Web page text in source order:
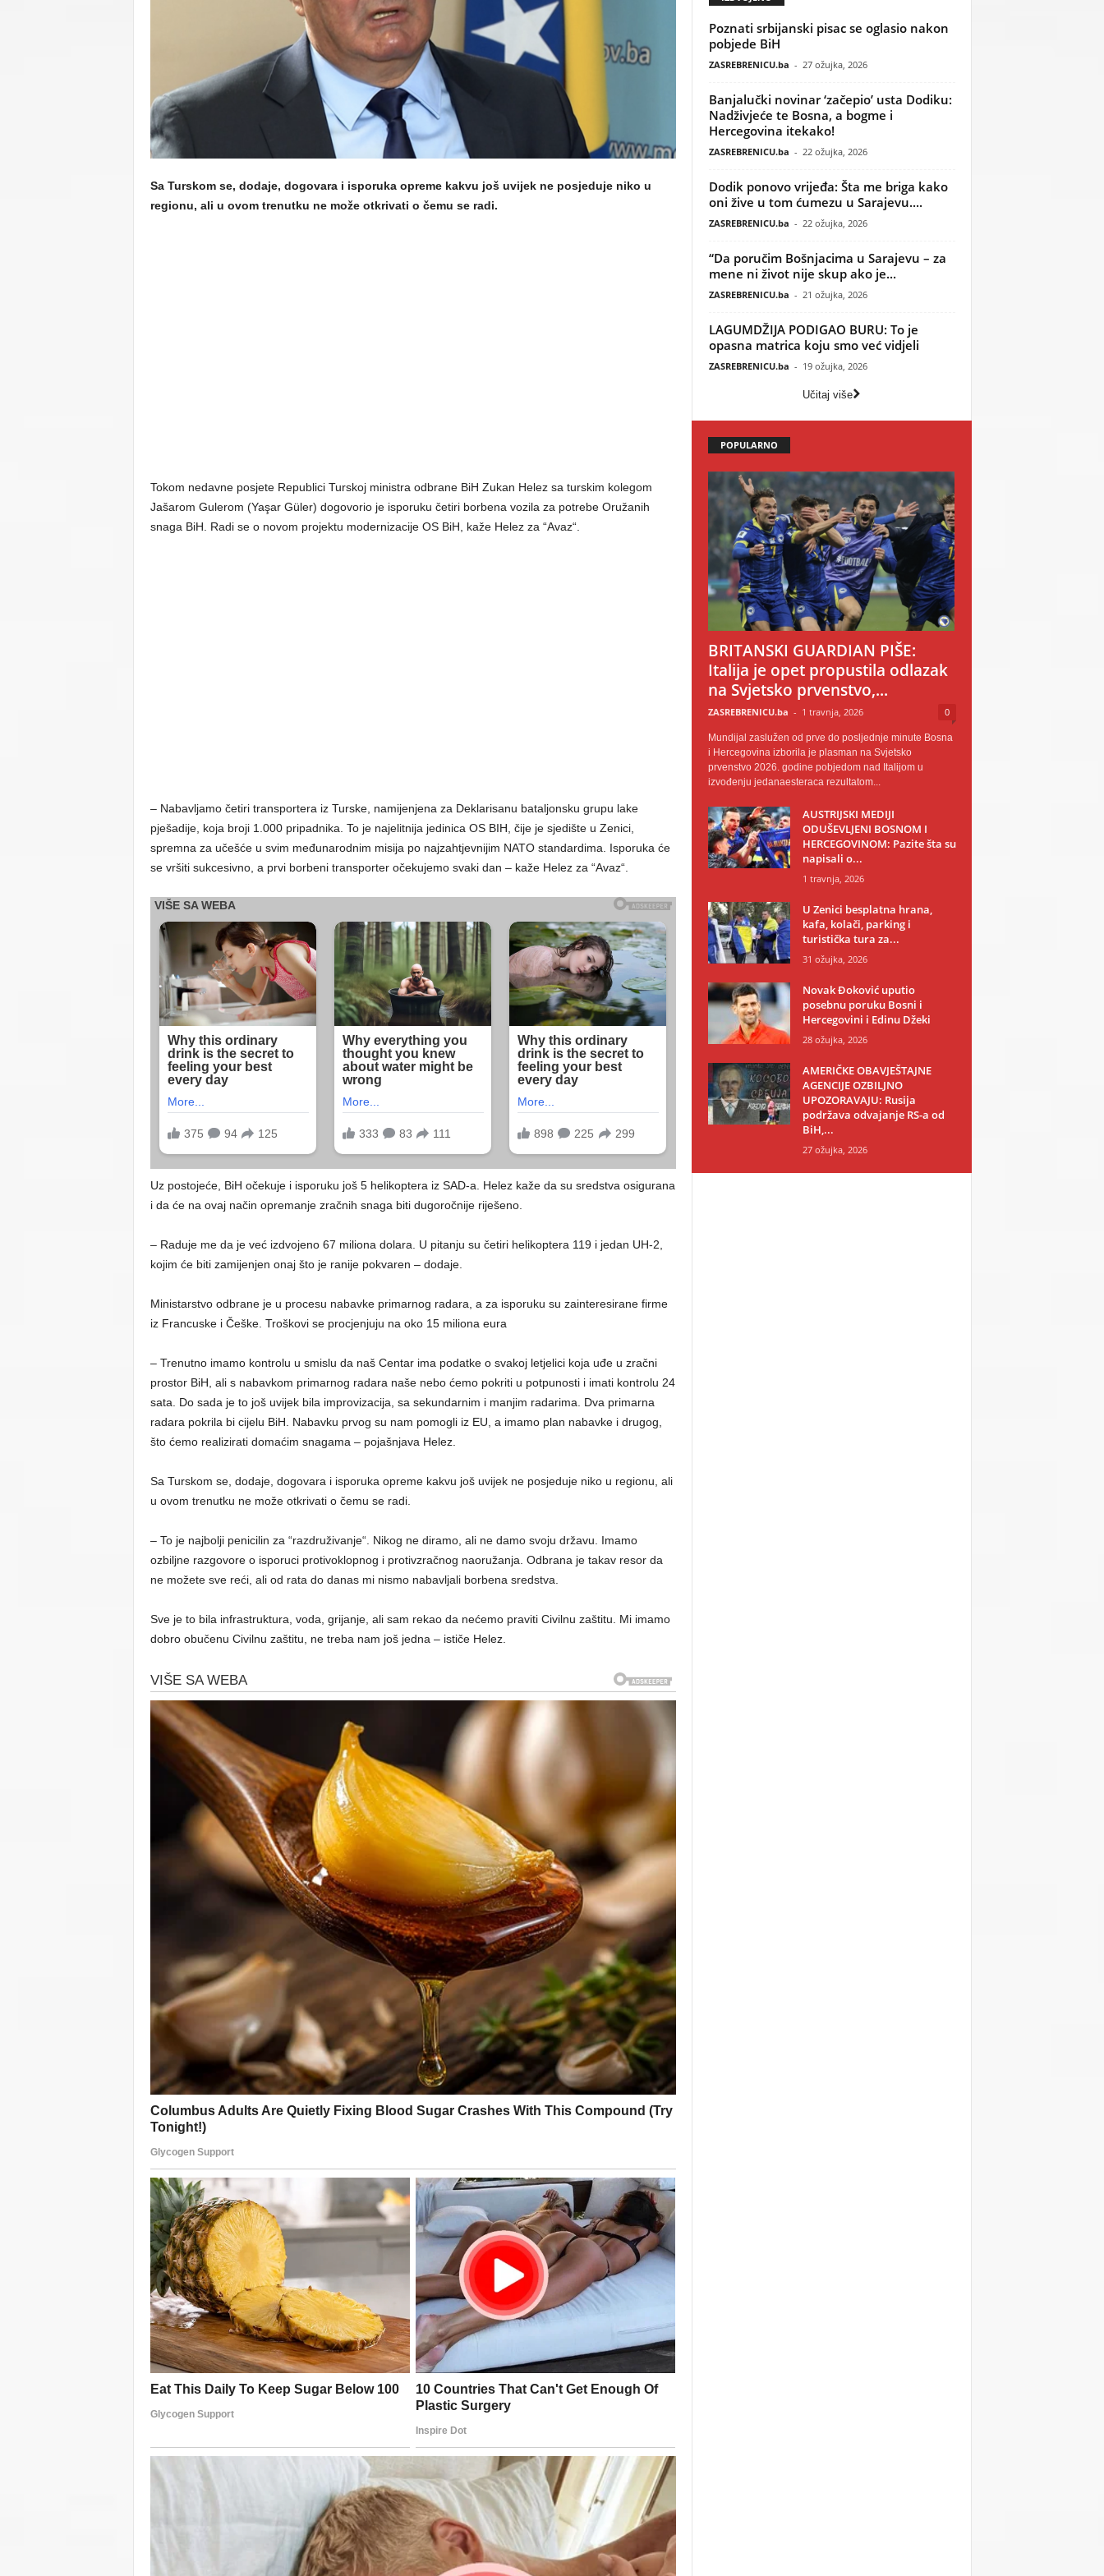
Sa Turskom se, dodaje, dogovara i isporuka opreme kakvu još uvijek ne posjeduje niko u
regionu, ali u ovom trenutku ne može otkrivati o čemu se radi.
Tokom nedavne posjete Republici Turskoj ministra odbrane BiH Zukan Helez sa turskim kolegom
Jašarom Gulerom (Yaşar Güler) dogovorio je isporuku četiri borbena vozila za potrebe Oružanih
snaga BiH. Radi se o novom projektu modernizacije OS BiH, kaže Helez za “Avaz“.
– Nabavljamo četiri transportera iz Turske, namijenjena za Deklarisanu bataljonsku grupu lake
pješadije, koja broji 1.000 pripadnika. To je najelitnija jedinica OS BIH, čije je sjedište u Zenici,
spremna za učešće u svim međunarodnim misija po najzahtjevnijim NATO standardima. Isporuka će
se vršiti sukcesivno, a prvi borbeni transporter očekujemo svaki dan – kaže Helez za “Avaz“.
Uz postojeće, BiH očekuje i isporuku još 5 helikoptera iz SAD-a. Helez kaže da su sredstva osigurana
i da će na ovaj način opremanje zračnih snaga biti dugoročnije riješeno.
– Raduje me da je već izdvojeno 67 miliona dolara. U pitanju su četiri helikoptera 119 i jedan UH-2,
kojim će biti zamijenjen onaj što je ranije pokvaren – dodaje.
Ministarstvo odbrane je u procesu nabavke primarnog radara, a za isporuku su zainteresirane firme
iz Francuske i Češke. Troškovi se procjenjuju na oko 15 miliona eura
– Trenutno imamo kontrolu u smislu da naš Centar ima podatke o svakoj letjelici koja uđe u zračni
prostor BiH, ali s nabavkom primarnog radara naše nebo ćemo pokriti u potpunosti i imati kontrolu 24
sata. Do sada je to još uvijek bila improvizacija, sa sekundarnim i manjim radarima. Dva primarna
radara pokrila bi cijelu BiH. Nabavku prvog su nam pomogli iz EU, a imamo plan nabavke i drugog,
što ćemo realizirati domaćim snagama – pojašnjava Helez.
Sa Turskom se, dodaje, dogovara i isporuka opreme kakvu još uvijek ne posjeduje niko u regionu, ali
u ovom trenutku ne može otkrivati o čemu se radi.
– To je najbolji penicilin za “razdruživanje“. Nikog ne diramo, ali ne damo svoju državu. Imamo
ozbiljne razgovore o isporuci protivoklopnog i protivzračnog naoružanja. Odbrana je takav resor da
ne možete sve reći, ali od rata do danas mi nismo nabavljali borbena sredstva.
Sve je to bila infrastruktura, voda, grijanje, ali sam rekao da nećemo praviti Civilnu zaštitu. Mi imamo
dobro obučenu Civilnu zaštitu, ne treba nam još jedna – ističe Helez.
Poznati srbijanski pisac se oglasio nakon
pobjede BiH
ZASREBRENICU.ba - 27 ožujka, 2026
Banjalučki novinar ‘začepio’ usta Dodiku:
Nadživjeće te Bosna, a bogme i
Hercegovina itekako!
ZASREBRENICU.ba - 22 ožujka, 2026
Dodik ponovo vrijeđa: Šta me briga kako
oni žive u tom ćumezu u Sarajevu....
ZASREBRENICU.ba - 22 ožujka, 2026
“Da poručim Bošnjacima u Sarajevu – za
mene ni život nije skup ako je...
ZASREBRENICU.ba - 21 ožujka, 2026
LAGUMDŽIJA PODIGAO BURU: To je
opasna matrica koju smo već vidjeli
ZASREBRENICU.ba - 19 ožujka, 2026
Učitaj više
POPULARNO
BRITANSKI GUARDIAN PIŠE:
Italija je opet propustila odlazak
na Svjetsko prvenstvo,...
ZASREBRENICU.ba - 1 travnja, 2026 0
Mundijal zaslužen od prve do posljednje minute Bosna
i Hercegovina izborila je plasman na Svjetsko
prvenstvo 2026. godine pobjedom nad Italijom u
izvođenju jedanaesteraca rezultatom...
AUSTRIJSKI MEDIJI
ODUŠEVLJENI BOSNOM I
HERCEGOVINOM: Pazite šta su
napisali o...
1 travnja, 2026
U Zenici besplatna hrana,
kafa, kolači, parking i
turistička tura za...
31 ožujka, 2026
Novak Đoković uputio
posebnu poruku Bosni i
Hercegovini i Edinu Džeki
28 ožujka, 2026
AMERIČKE OBAVJEŠTAJNE
AGENCIJE OZBILJNO
UPOZORAVAJU: Rusija
podržava odvajanje RS-a od
BiH,...
27 ožujka, 2026